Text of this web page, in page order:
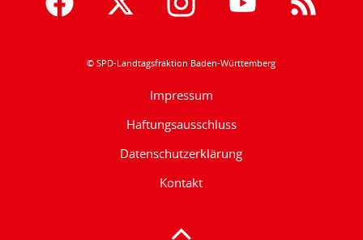
© SPD-Landtagsfraktion Baden-Württemberg
Impressum
Haftungsausschluss
Datenschutzerklärung
Kontakt